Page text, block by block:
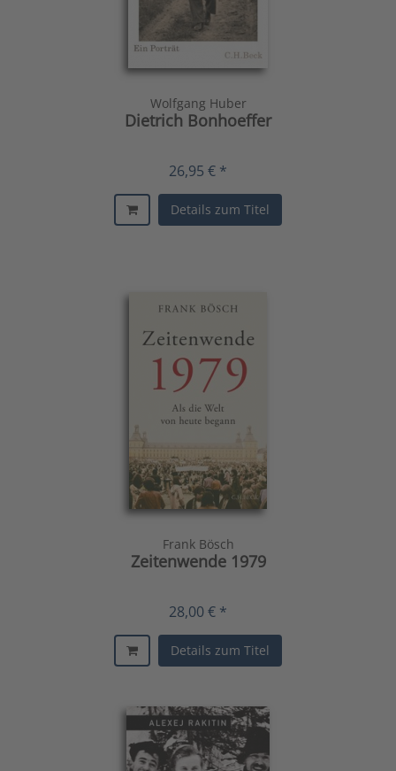
Wolfgang Huber
Dietrich Bonhoeffer
26,95 € *
Details zum Titel
Frank Bösch
Zeitenwende 1979
28,00 € *
Details zum Titel